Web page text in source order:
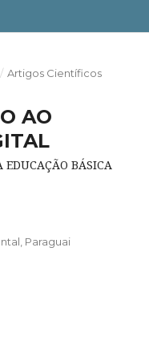
/ Artigos Científicos
AO
BÁSICA
Paraguai